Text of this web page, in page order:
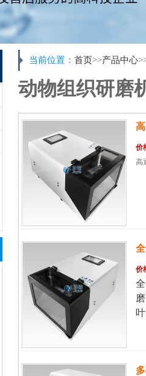
当前位置： 首页>>产品中心
动物组织研磨
价
高
价